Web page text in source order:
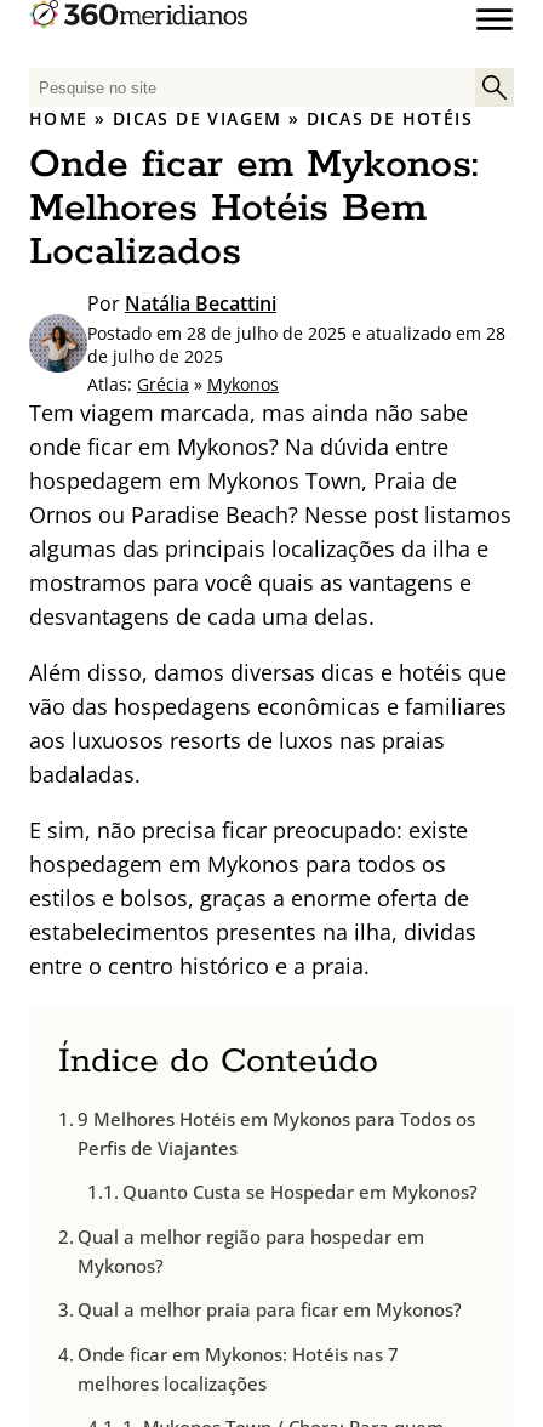
P
e
q
u
i
s
p
o
r
HOME » DICAS DE VIAGEM » DICAS DE HOTÉIS
Onde ficar em Mykonos:
Melhores Hotéis Bem
Localizados
Por Natália Becattini
Postado em 28 de julho de 2025 e atualizado em 28
de julho de 2025
Atlas: Grécia » Mykonos
Tem viagem marcada, mas ainda não sabe
onde ficar em Mykonos? Na dúvida entre
hospedagem em Mykonos Town, Praia de
Ornos ou Paradise Beach? Nesse post listamos
algumas das principais localizações da ilha e
mostramos para você quais as vantagens e
desvantagens de cada uma delas.
Além disso, damos diversas dicas e hotéis que
vão das hospedagens econômicas e familiares
aos luxuosos resorts de luxos nas praias
badaladas.
E sim, não precisa ficar preocupado: existe
hospedagem em Mykonos para todos os
estilos e bolsos, graças a enorme oferta de
estabelecimentos presentes na ilha, dividas
entre o centro histórico e a praia.
Índice do Conteúdo
9 Melhores Hotéis em Mykonos para Todos os
Perfis de Viajantes
Quanto Custa se Hospedar em Mykonos?
Qual a melhor região para hospedar em
Mykonos?
Qual a melhor praia para ficar em Mykonos?
Onde ficar em Mykonos: Hotéis nas 7
melhores localizações